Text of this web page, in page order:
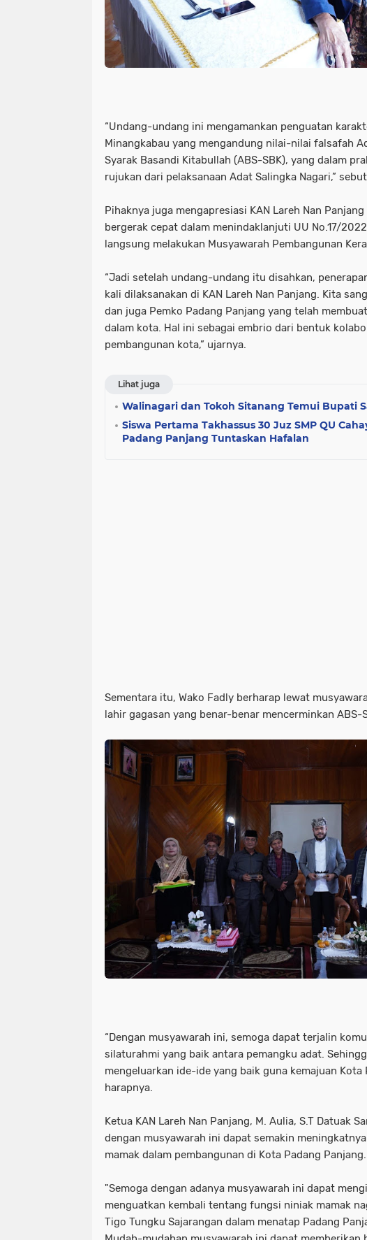
“Undang-undang ini mengamankan penguatan
Minangkabau yang mengandung nilai-nilai falsafah
Syarak Basandi Kitabullah (ABS-SBK), yang dalam
rujukan dari pelaksanaan Adat Salingka Nagari,”
Pihaknya juga mengapresiasi KAN Lareh Nan
bergerak cepat dalam menindaklanjuti UU No.17/
langsung melakukan Musyawarah Pembangunan
“Jadi setelah undang-undang itu disahkan,
kali dilaksanakan di KAN Lareh Nan Panjang. Kita
dan juga Pemko Padang Panjang yang telah
dalam kota. Hal ini sebagai embrio dari bentuk
pembangunan kota,” ujarnya.
Lihat juga
Walinagari dan Tokoh Sitanang Temui Bupati
Siswa Pertama Takhassus 30 Juz SMP QU
Padang Panjang Tuntaskan Hafalan
Sementara itu, Wako Fadly berharap lewat
lahir gagasan yang benar-benar mencerminkan ABS-
“Dengan musyawarah ini, semoga dapat terjalin
silaturahmi yang baik antara pemangku adat.
mengeluarkan ide-ide yang baik guna kemajuan Kota
harapnya.
Ketua KAN Lareh Nan Panjang, M. Aulia, S.T Datuak
dengan musyawarah ini dapat semakin
mamak dalam pembangunan di Kota Padang Panjang.
"Semoga dengan adanya musyawarah ini dapat
menguatkan kembali tentang fungsi niniak mamak
Tigo Tungku Sajarangan dalam menatap Padang